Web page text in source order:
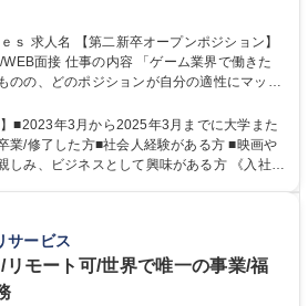
服装自由 昼食補助あり
第二新卒歓迎
ョン】
ーム業界で働きた
のの、どのポジションが自分の適性にマッチ
合職（プランナー/データ
開発エンジニ ア/インフラエンジニアな
ー/イラストレ ーターなど）等から、面接で
ジションをご案内いたします。ゲームやエン
ポジショ
ム/WEB面接
■2023年3月から2025年3月までに大学また
業/修了した方■社会人経験がある方 ■映画や
、ビジネスとして興味がある方 《入社実
サービス
リモート可/世界で唯一の事業/福